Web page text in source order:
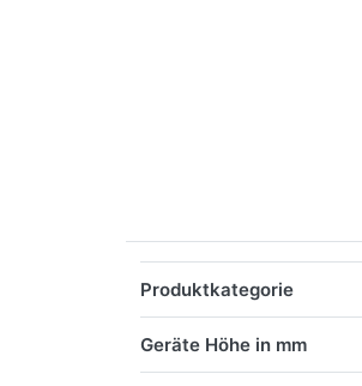
Produktkategorie
Geräte Höhe in mm